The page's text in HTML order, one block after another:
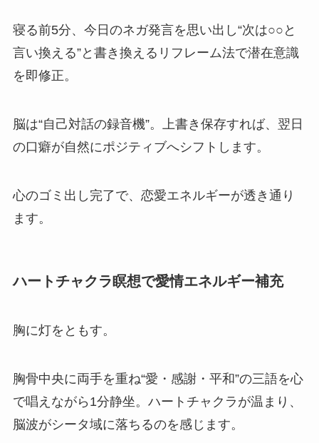
寝る前5分、今日のネガ発言を思い出し“次は○○と
言い換える”と書き換えるリフレーム法で潜在意識
を即修正。
脳は“自己対話の録音機”。上書き保存すれば、翌日
の口癖が自然にポジティブへシフトします。
心のゴミ出し完了で、恋愛エネルギーが透き通り
ます。
ハートチャクラ瞑想で愛情エネルギー補充
胸に灯をともす。
胸骨中央に両手を重ね“愛・感謝・平和”の三語を心
で唱えながら1分静坐。ハートチャクラが温まり、
脳波がシータ域に落ちるのを感じます。